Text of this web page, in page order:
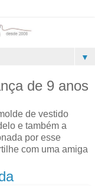
▼
de 9 anos
de vestido
e também a
por esse
com uma amiga